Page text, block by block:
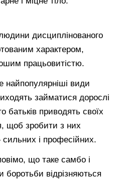
дисциплінованого
характером,
працьовитістю.
види
займатися дорослі
батьків приводять своїх
щоб зробити з них
і професійних.
що таке самбо і
боротьби відрізняються